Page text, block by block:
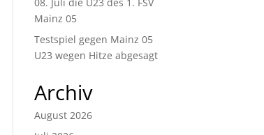
08. Juli die U23 des 1. FSV
Mainz 05
Testspiel gegen Mainz 05
U23 wegen Hitze abgesagt
Archiv
August 2026